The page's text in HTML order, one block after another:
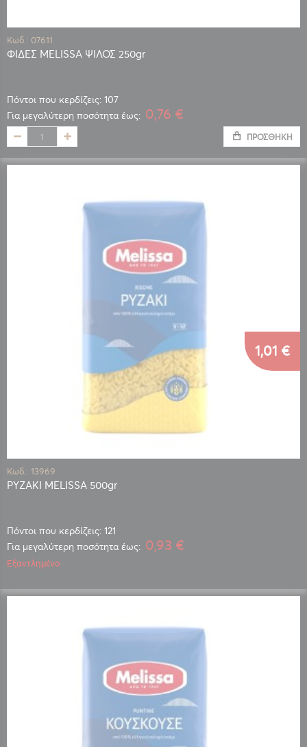
Κωδ.: 07611
ΦΙΔΕΣ MELISSA ΨΙΛΟΣ 250gr
Πόντοι που κερδίζεις: 107
Για μεγαλύτερη ποσότητα έως: 0,76 €
ΠΡΟΣΘΉΚΗ
Κωδ.: 13969
ΡΥΖΑΚΙ MELISSA 500gr
Πόντοι που κερδίζεις: 121
1,01 €
Για μεγαλύτερη ποσότητα έως: 0,93 €
Εξαντλημένο